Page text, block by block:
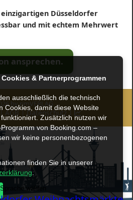
einzigartigen Düsseldorfer
und mit echtem Mehrwert
ansprechen.
by rimVERLAG
AGB|Datenschutz|
& Partnerprogrammen
ausschließlich die technisch
Cookies, damit diese Website
Zusätzlich nutzen wir
von Booking.com –
wir keine personenbezogenen
finden Sie in unserer